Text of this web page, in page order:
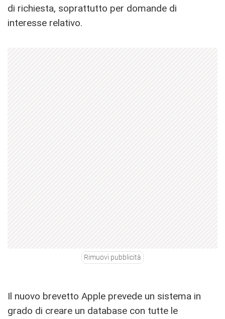
di richiesta, soprattutto per domande di
interesse relativo.
Rimuovi pubblicità
Il nuovo brevetto Apple prevede un sistema in
grado di creare un database con tutte le